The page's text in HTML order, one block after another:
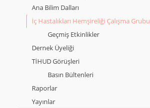
Ana Bilim Dalları
İç Hastalıkları Hemşireliği Çalışma Grubu
Geçmiş Etkinlikler
Dernek Üyeliği
TİHUD Görüşleri
Basın Bültenleri
Raporlar
Yayınlar